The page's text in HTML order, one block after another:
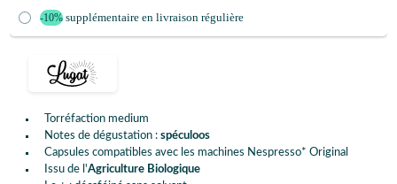
Torréfaction medium
Notes de dégustation : spéculoos
Capsules compatibles avec les machines Nespresso* Original
Issu de l'Agriculture Biologique
-10% supplémentaire en livraison régulière